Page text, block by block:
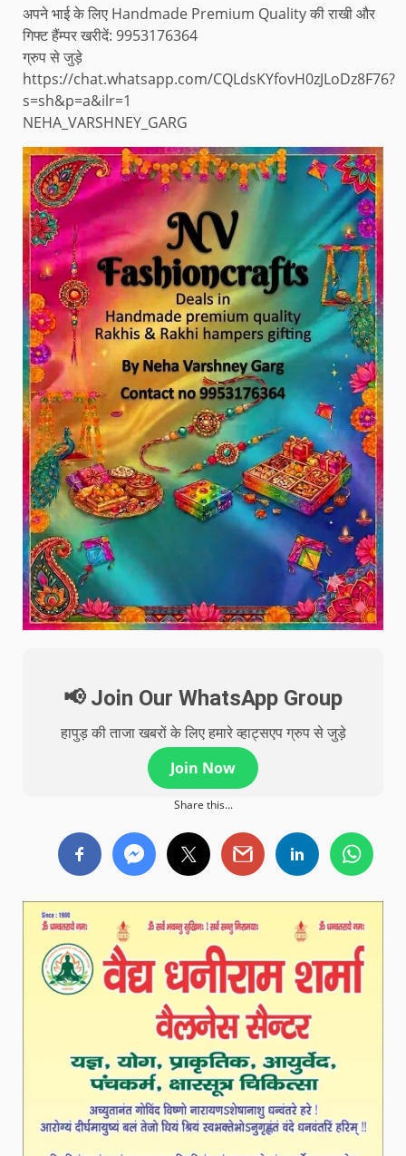
अपने भाई के लिए Handmade Premium Quality की राखी और
गिफ्ट हैंम्पर खरीदें: 9953176364
ग्रुप से जुड़े
https://chat.whatsapp.com/CQLdsKYfovH0zJLoDz8F76?
s=sh&p=a&ilr=1
NEHA_VARSHNEY_GARG
📢 Join Our WhatsApp Group
हापुड़ की ताजा खबरों के लिए हमारे व्हाट्सएप ग्रुप से जुड़े
Join Now
Share this...